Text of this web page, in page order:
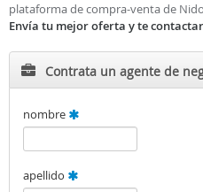
Vender Dominios
¡Contactanos!
plataforma de compra-venta de
Envía tu mejor oferta y te
Contrata un agente de
nombre
apellido